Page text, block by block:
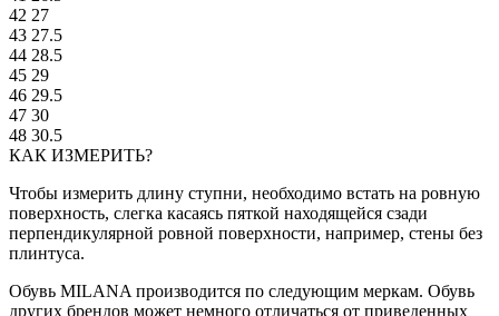
42 27
43 27.5
44 28.5
45 29
46 29.5
47 30
48 30.5
КАК ИЗМЕРИТЬ?
Чтобы измерить длину ступни, необходимо встать на ровную
поверхность, слегка касаясь пяткой находящейся сзади
перпендикулярной ровной поверхности, например, стены без
плинтуса.
Обувь MILANA производится по следующим меркам. Обувь
других брендов может немного отличаться от приведенных